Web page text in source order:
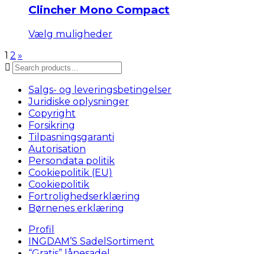
Mulighederne
kan
på
til
29.900 kr.
Clincher Mono Compact
Vælg mulighederDette
varianter.
Mulighederne
kan
varesiden
1 2 »
Søg
efter:
Salgs- og leveringsbetingelser
Juridiske oplysninger
Copyright
Forsikring
Tilpasningsgaranti
Autorisation
Persondata politik
Cookiepolitik (EU)
Cookiepolitik
Fortrolighedserklæring
Børnenes erklæring
Profil
INGDAM’S SadelSortiment